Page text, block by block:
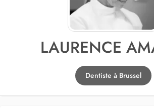
LAURENCE
Dentiste à Brussel